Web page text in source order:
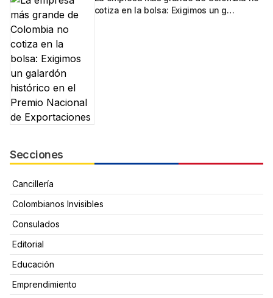
cotiza en la bolsa: Exigimos un g…
Secciones
Cancillería
Colombianos Invisibles
Consulados
Editorial
Educación
Emprendimiento